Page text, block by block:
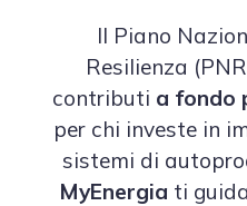
Il Piano
Resilienza
contributi a fondo
per chi investe in
sistemi di
MyEnergia ti